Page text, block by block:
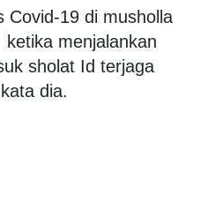
Covid-19 di musholla
menjalankan
sholat Id terjaga
dia.